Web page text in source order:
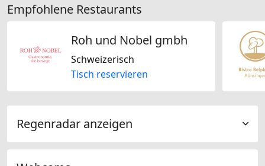
Empfohlene Restaurants
Roh und Nobel gmbh
Schweizerisch
Tisch reservieren
Regenradar anzeigen